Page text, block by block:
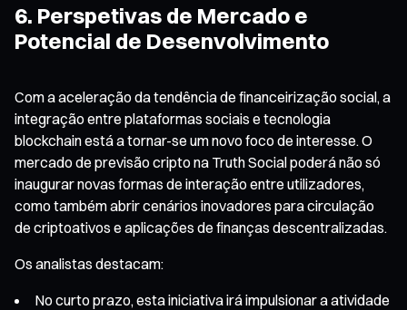
6. Perspetivas de Mercado e
Potencial de Desenvolvimento
Com a aceleração da tendência de financeirização social, a
integração entre plataformas sociais e tecnologia
blockchain está a tornar-se um novo foco de interesse. O
mercado de previsão cripto na Truth Social poderá não só
inaugurar novas formas de interação entre utilizadores,
como também abrir cenários inovadores para circulação
de criptoativos e aplicações de finanças descentralizadas.
Os analistas destacam:
No curto prazo, esta iniciativa irá impulsionar a atividade